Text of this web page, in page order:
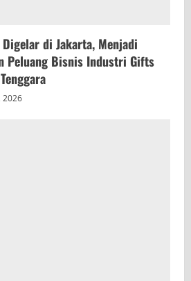
di Jakarta, Menjadi
Peluang Bisnis Industri Gifts
2026